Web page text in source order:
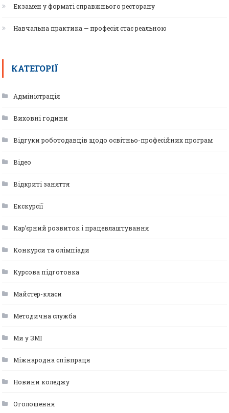
Екзамен у форматі справжнього ресторану
Навчальна практика — професія стає реальною
КАТЕГОРІЇ
Адміністрація
Виховні години
Відгуки роботодавців щодо освітньо-професійних програм
Відео
Відкриті заняття
Екскурсії
Кар’єрний розвиток і працевлаштування
Конкурси та олімпіади
Курсова підготовка
Майстер-класи
Методична служба
Ми у ЗМІ
Міжнародна співпраця
Новини коледжу
Оголошення